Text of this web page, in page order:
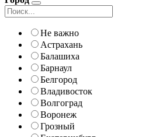
Не важно
Астрахань
Балашиха
Барнаул
Белгород
Владивосток
Волгоград
Воронеж
Грозный